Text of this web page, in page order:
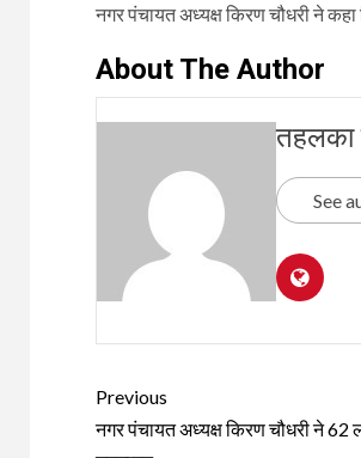
नगर पंचायत अध्यक्ष किरण चौधरी ने
About The Author
तहलका
See
Continue
Reading
Previous
नगर पंचायत अध्यक्ष किरण चौधरी ने 62